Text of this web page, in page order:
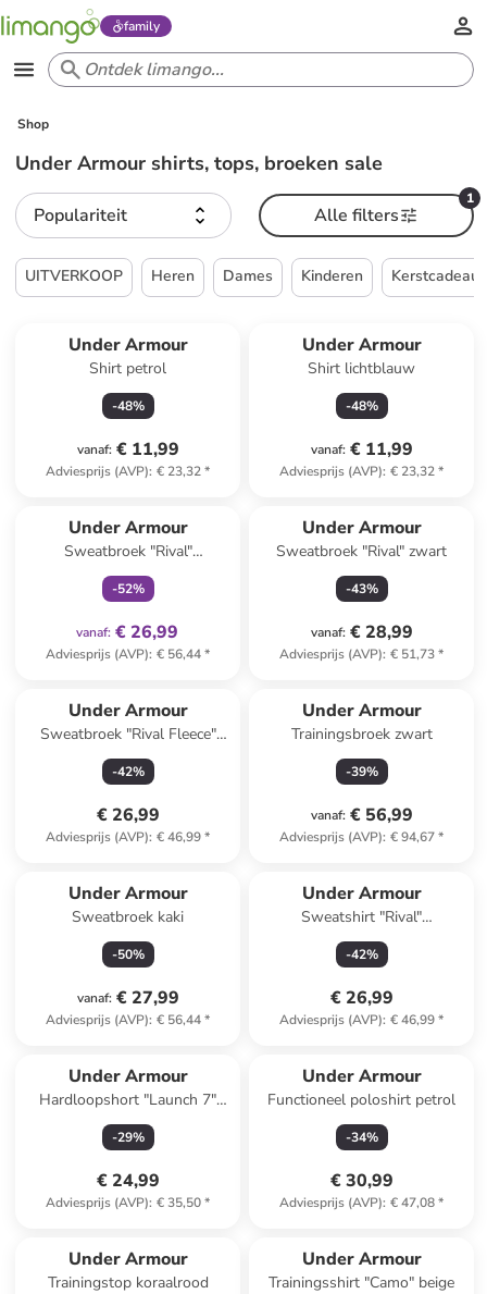
family
Shop
Under Armour shirts, tops, broeken sale
Populariteit
1
Alle filters
UITVERKOOP Heren Dames Kinderen Kerstcadeaus
Under Armour
Shirt petrol
-48%
vanaf: € 11,99
Adviesprijs (AVP): € 23,32*
Under Armour
Shirt lichtblauw
-48%
vanaf: € 11,99
Adviesprijs (AVP): € 23,32*
Under Armour
Sweatbroek "Rival"
donkerblauw
-52%
vanaf: € 26,99
Adviesprijs (AVP): € 56,44*
Under Armour
Sweatbroek "Rival" zwart
-43%
vanaf: € 28,99
Adviesprijs (AVP): € 51,73*
Under Armour
Sweatbroek "Rival Fleece"
zwart
-42%
€ 26,99
Adviesprijs (AVP): € 46,99*
Under Armour
Trainingsbroek zwart
-39%
vanaf: € 56,99
Adviesprijs (AVP): € 94,67*
Under Armour
Sweatbroek kaki
-50%
vanaf: € 27,99
Adviesprijs (AVP): € 56,44*
Under Armour
Sweatshirt "Rival"
donkerblauw
-42%
€ 26,99
Adviesprijs (AVP): € 46,99*
Under Armour
Hardloopshort "Launch 7"
grijs
-29%
€ 24,99
Adviesprijs (AVP): € 35,50*
Under Armour
Functioneel poloshirt petrol
-34%
€ 30,99
Adviesprijs (AVP): € 47,08*
Under Armour
Trainingstop koraalrood
Under Armour
Trainingsshirt "Camo" beige